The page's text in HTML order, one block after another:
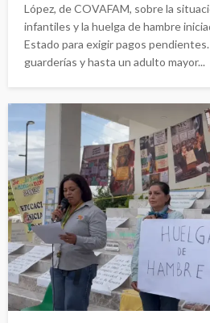
López, de COVAFAM, sobre la
infantiles y la huelga de hambre
Estado para exigir pagos
guarderías y hasta un adulto mayor...